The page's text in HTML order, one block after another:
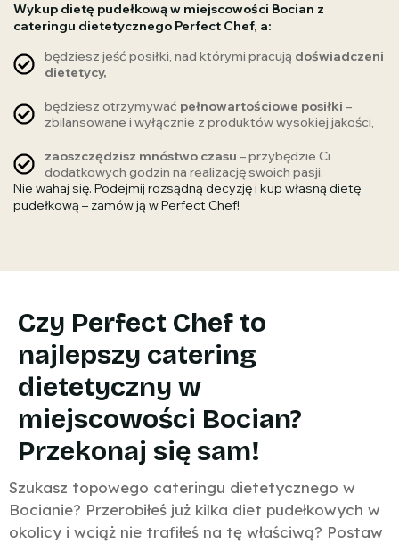
Wykup dietę pudełkową w miejscowości Bocian z
cateringu dietetycznego Perfect Chef, a:
będziesz jeść posiłki, nad którymi pracują doświadczeni
dietetycy,
będziesz otrzymywać pełnowartościowe posiłki –
zbilansowane i wyłącznie z produktów wysokiej jakości,
zaoszczędzisz mnóstwo czasu – przybędzie Ci
dodatkowych godzin na realizację swoich pasji.
Nie wahaj się. Podejmij rozsądną decyzję i kup własną dietę
pudełkową – zamów ją w Perfect Chef!
Czy Perfect Chef to
najlepszy catering
dietetyczny w
miejscowości Bocian?
Przekonaj się sam!
Szukasz topowego cateringu dietetycznego w
Bocianie? Przerobiłeś już kilka diet pudełkowych w
okolicy i wciąż nie trafiłeś na tę właściwą? Postaw